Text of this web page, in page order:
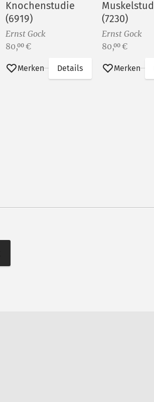
Knochenstudie
(6919)
Ernst Gock
Preis:
80,00 €
Merken Details
(7230)
Ernst Gock
Preis:
80,00 €
Merken